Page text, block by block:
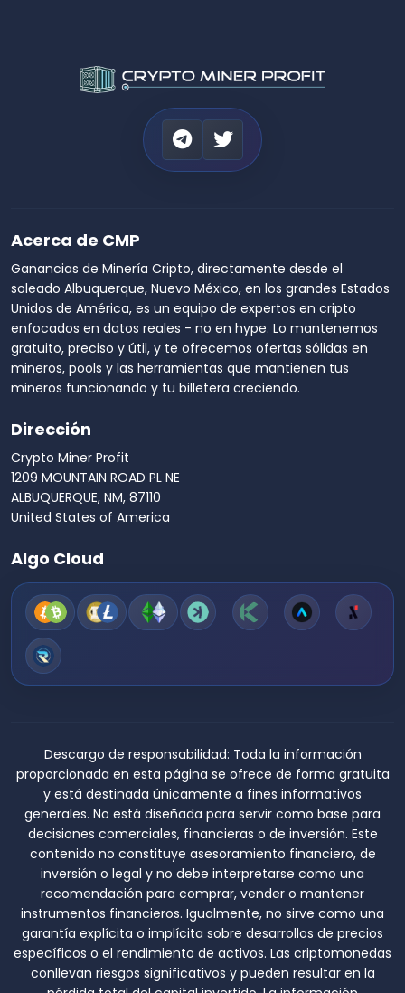
Acerca de CMP
Ganancias de Minería Cripto, directamente desde el
soleado Albuquerque, Nuevo México, en los grandes Estados
Unidos de América, es un equipo de expertos en cripto
enfocados en datos reales - no en hype. Lo mantenemos
gratuito, preciso y útil, y te ofrecemos ofertas sólidas en
mineros, pools y las herramientas que mantienen tus
mineros funcionando y tu billetera creciendo.
Dirección
Crypto Miner Profit
1209 MOUNTAIN ROAD PL NE
ALBUQUERQUE, NM, 87110
United States of America
Algo Cloud
Descargo de responsabilidad: Toda la información
proporcionada en esta página se ofrece de forma gratuita
y está destinada únicamente a fines informativos
generales. No está diseñada para servir como base para
decisiones comerciales, financieras o de inversión. Este
contenido no constituye asesoramiento financiero, de
inversión o legal y no debe interpretarse como una
recomendación para comprar, vender o mantener
instrumentos financieros. Igualmente, no sirve como una
garantía explícita o implícita sobre desarrollos de precios
específicos o el rendimiento de activos. Las criptomonedas
conllevan riesgos significativos y pueden resultar en la